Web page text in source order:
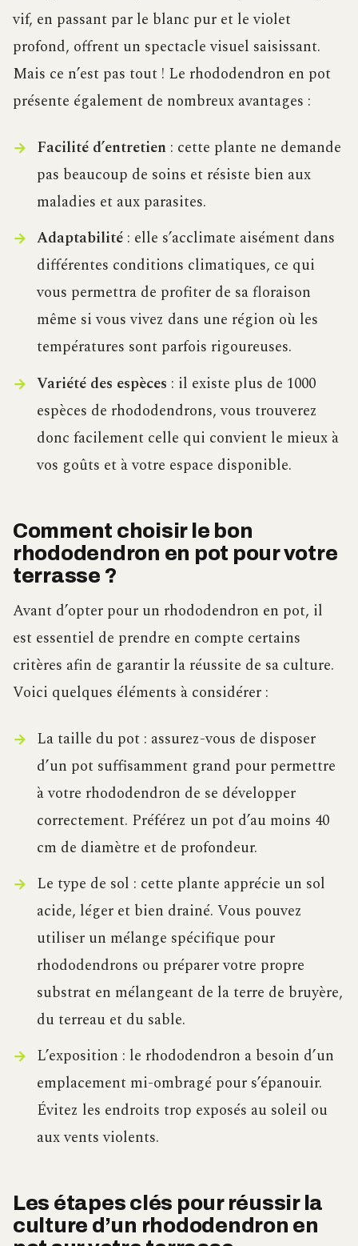
vif, en passant par le blanc pur et le violet
profond, offrent un spectacle visuel saisissant.
Mais ce n’est pas tout ! Le rhododendron en pot
présente également de nombreux avantages :
Facilité d’entretien: cette plante ne demande
pas beaucoup de soins et résiste bien aux
maladies et aux parasites.
Adaptabilité: elle s’acclimate aisément dans
différentes conditions climatiques, ce qui
vous permettra de profiter de sa floraison
même si vous vivez dans une région où les
températures sont parfois rigoureuses.
Variété des espèces : il existe plus de 1000
espèces de rhododendrons, vous trouverez
donc facilement celle qui convient le mieux à
vos goûts et à votre espace disponible.
Comment choisir le bon
rhododendron en pot pour votre
terrasse ?
Avant d’opter pour un rhododendron en pot, il
est essentiel de prendre en compte certains
critères afin de garantir la réussite de sa culture.
Voici quelques éléments à considérer :
La taille du pot : assurez-vous de disposer
d’un pot suffisamment grand pour permettre
à votre rhododendron de se développer
correctement. Préférez un pot d’au moins 40
cm de diamètre et de profondeur.
Le type de sol : cette plante apprécie un sol
acide, léger et bien drainé. Vous pouvez
utiliser un mélange spécifique pour
rhododendrons ou préparer votre propre
substrat en mélangeant de la terre de bruyère,
du terreau et du sable.
L’exposition : le rhododendron a besoin d’un
emplacement mi-ombragé pour s’épanouir.
Évitez les endroits trop exposés au soleil ou
aux vents violents.
Les étapes clés pour réussir la
culture d’un rhododendron en